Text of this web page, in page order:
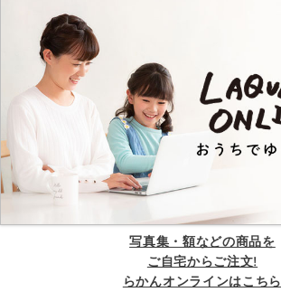
写真集・額などの商品を
ご自宅からご注文!
らかんオンラインはこちら